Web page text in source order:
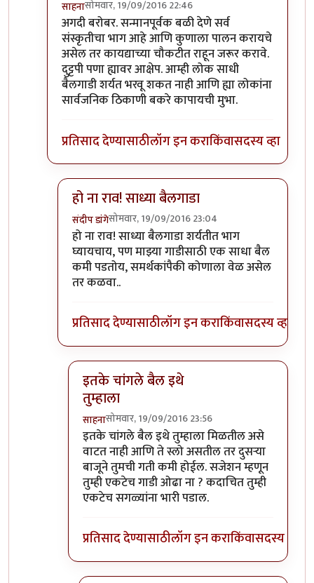
साहनासोमवार, 19/09/2016 22:46
In reply toमूळ आक्षेपbyआनंदयात्री
अगदी बरोबर. सन्मानपूर्वक बळी देणे सर्व
संस्कृतीचा भाग आहे आणि कुणाला पालन करायचे
असेल तर कायद्याच्या चौकटीत राहून जरूर करावे.
दुट्टपी पणा ह्यावर आक्षेप. आम्ही लोक साधी
बैलगाडी शर्यत भरवू शकत नाही आणि ह्या लोकांना
सार्वजनिक ठिकाणी बकरे कापायची मुभा.
प्रतिसाद देण्यासाठीलॉग इन कराकिंवासदस्य व्हा
हो ना राव! साध्या बैलगाडा
संदीप डांगेसोमवार, 19/09/2016 23:04
In reply toअगदी बरोबर. सन्मानपूर्वक बळी
हो ना राव! साध्या बैलगाडा शर्यतीत भाग
घ्यायचाय, पण माझ्या गाडीसाठी एक साधा बैल
कमी पडतोय, समर्थकांपैकी कोणाला वेळ असेल
तर कळवा..
प्रतिसाद देण्यासाठीलॉग इन कराकिंवासदस्य व्हा
इतके चांगले बैल इथे
तुम्हाला
साहनासोमवार, 19/09/2016 23:56
In reply toहो ना राव! साध्या बैलगाडाby
इतके चांगले बैल इथे तुम्हाला मिळतील असे
वाटत नाही आणि ते स्लो असतील तर दुसऱ्या
बाजूने तुमची गती कमी होईल. सजेशन म्हणून
तुम्ही एकटेच गाडी ओढा ना ? कदाचित तुम्ही
एकटेच सगळ्यांना भारी पडाल.
प्रतिसाद देण्यासाठीलॉग इन कराकिंवासदस्य व्हा